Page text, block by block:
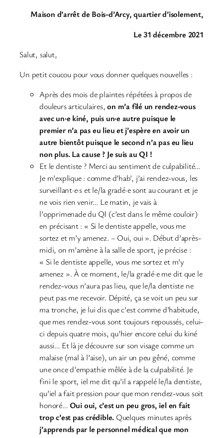
Maison d’arrêt de Bois-d’Arcy, quartier d’isolement,
Le 31 décembre 2021
Salut, salut,
Un petit coucou pour vous donner quelques nouvelles :
Après des mois de plaintes répétées à propos de
douleurs articulaires,on m’a filé un rendez-vous
avec un·e kiné, puis un·e autre puisque le
premier n’a pas eu lieu et j’espère en avoir un
autre bientôt puisque le second n’a pas eu lieu
non plus. La cause ? Je suis au QI !
Et le dentiste ? Merci au sentiment de culpabilité…
Je m’explique : comme d’hab’, j’ai rendez-vous, les
surveillant·e·s et le/la gradé·e sont au courant et je
ne vois rien venir… Le matin, je vais à
l’opprimenade du QI (c’est dans le même couloir)
en précisant : « Si le dentiste appelle, vous me
sortez et m’y amenez. – Oui, oui ». Début d’après-
midi, on m’amène à la salle de sport, je précise :
« Si le dentiste appelle, vous me sortez et m’y
amenez ». À ce moment, le/la gradé·e me dit que le
rendez-vous n’aura pas lieu, que le/la dentiste ne
peut pas me recevoir. Dépité, ça se voit un peu sur
ma tronche, je lui dis que c’est comme d’habitude,
que mes rendez-vous sont toujours repoussés, celui-
ci depuis quatre mois, qu’hier encore celui du kiné
aussi… Et là je découvre sur son visage comme un
malaise (mal à l’aise), un air un peu gêné, comme
une once d’empathie mêlée à de la culpabilité. Je
fini le sport, iel me dit qu’il a rappelé le/la dentiste,
qu’iel a fait pression pour que mon rendez-vous soit
honoré… Oui oui, c’est un peu gros, iel en fait
trop c’est pas crédible. Quelques minutes après
j’apprends par le personnel médical que mon